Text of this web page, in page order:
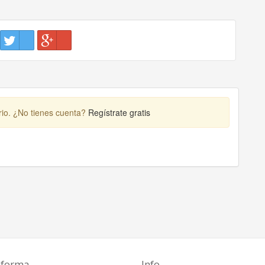
¿No tienes cuenta? Regístrate gratis